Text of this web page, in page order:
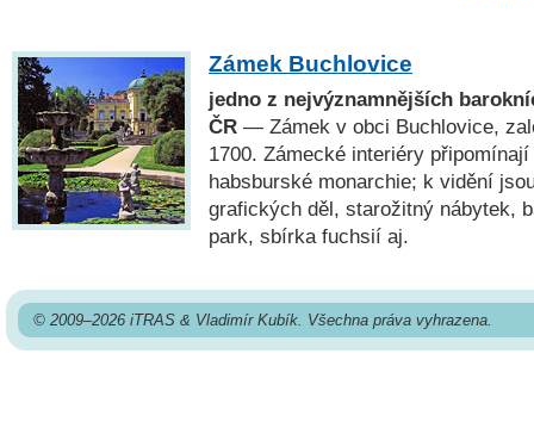
Zámek Buchlovice
jedno z nejvýznamnějších
ČR — Zámek v obci Buchlovice,
1700. Zámecké interiéry
habsburské monarchie; k vidění
grafických děl, starožitný nábytek,
park, sbírka fuchsií aj.
© 2009–2026 iTRAS & Vladimír Kubík. Všechna práva vyhrazena.